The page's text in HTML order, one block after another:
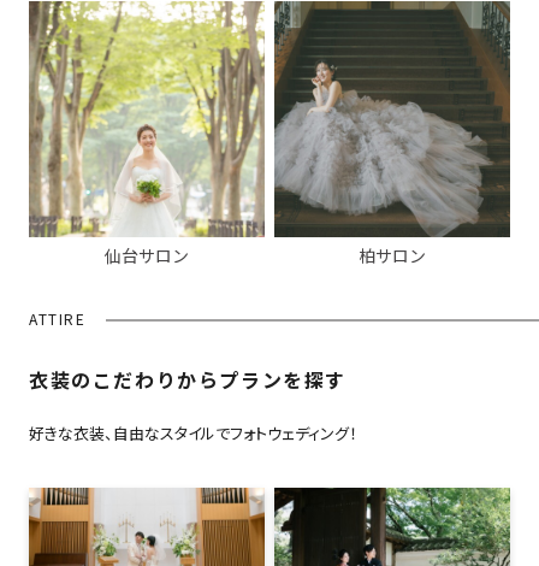
仙台サロン 柏サロン
ATTIRE
衣装のこだわりからプランを探す
好きな衣装、自由なスタイルでフォトウェディング！